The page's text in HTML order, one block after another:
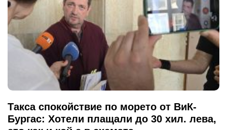
Такса спокойствие по морето от ВиК-
Бургас: Хотели плащали до 30 хил. лева,